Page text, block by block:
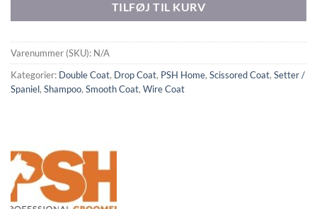
TILFØJ TIL KURV
Varenummer (SKU): N/A
Kategorier: Double Coat, Drop Coat, PSH Home, Scissored Coat, Setter /
Spaniel, Shampoo, Smooth Coat, Wire Coat